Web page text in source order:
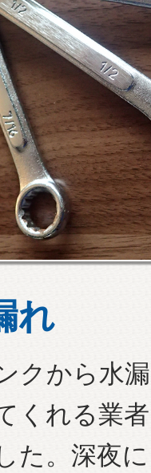
れ
クから水
くれる業
た。深夜